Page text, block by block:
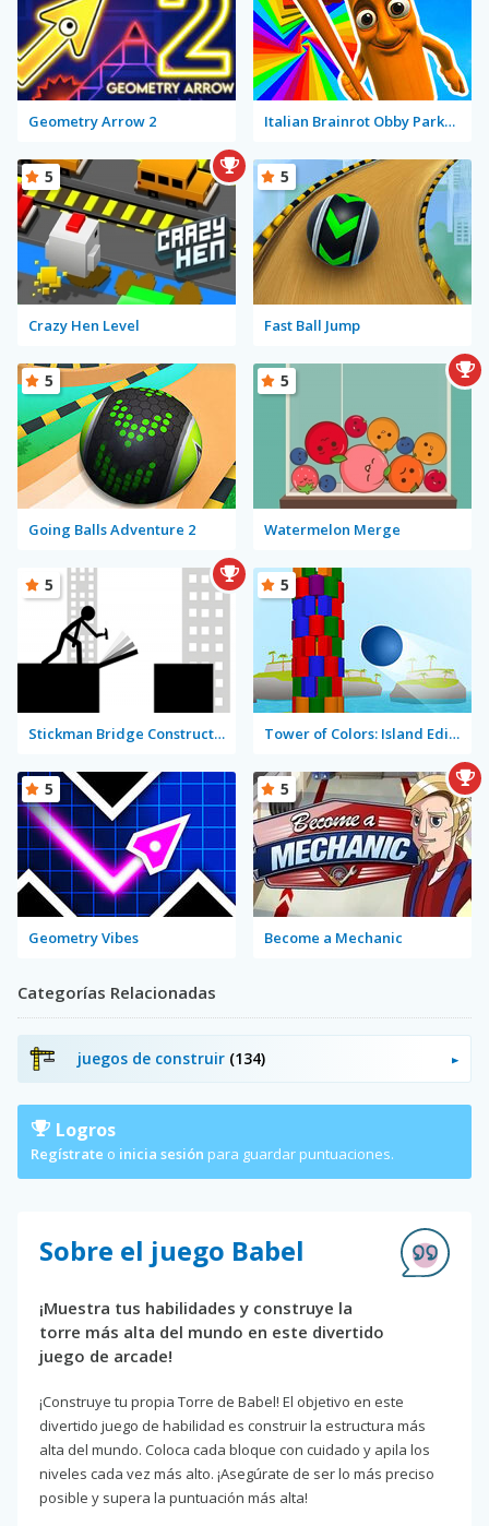
Geometry Arrow 2 Italian Brainrot Obby Parkour
Crazy Hen Level
5
Fast Ball Jump
5
Going Balls Adventure 2
5
Watermelon Merge
5
Stickman Bridge Constructor
5
Tower of Colors: Island Edition
5
Geometry Vibes
5
Become a Mechanic
5
Categorías Relacionadas
juegos de construir (134)
Logros
Regístrate o inicia sesión para guardar puntuaciones.
Sobre el juego Babel
¡Muestra tus habilidades y construye la
torre más alta del mundo en este divertido
juego de arcade!
¡Construye tu propia Torre de Babel! El objetivo en este
divertido juego de habilidad es construir la estructura más
alta del mundo. Coloca cada bloque con cuidado y apila los
niveles cada vez más alto. ¡Asegúrate de ser lo más preciso
posible y supera la puntuación más alta!